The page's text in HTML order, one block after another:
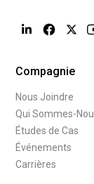
Compagnie
Nous Joindre
Qui Sommes-
Études de Cas
Événements
Carrières